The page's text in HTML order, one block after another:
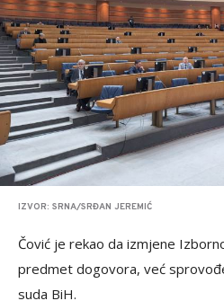
IZVOR: SRNA/SRĐAN JEREMIĆ
Čović je rekao da izmjene
predmet dogovora, već
suda BiH.